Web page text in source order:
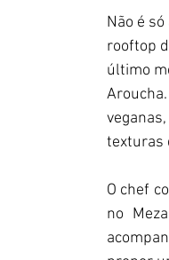
Não é
rooftop
último
texturas
O chef
no